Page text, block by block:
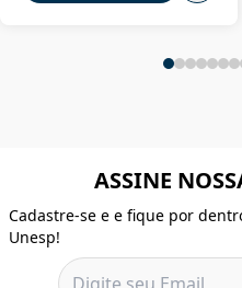
ASSINE
Cadastre-se e e fique por
Unesp!